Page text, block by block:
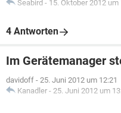
Seabird - 15. Oktober 2012 um
4 Antworten
Im Gerätemanager
davidoff - 25. Juni 2012 um 12:21
Kanadler - 25. Juni 2012 um